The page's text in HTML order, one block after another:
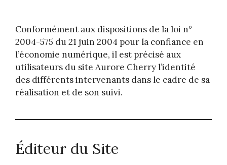
Conformément aux dispositions de la loi n°
2004-575 du 21 juin 2004 pour la confiance en
l’économie numérique, il est précisé aux
utilisateurs du site Aurore Cherry l’identité
des différents intervenants dans le cadre de sa
réalisation et de son suivi.
Éditeur du Site